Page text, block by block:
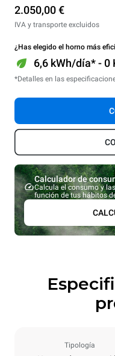
2.050,00 €
IVA y transporte excluidos
¿Has elegido el horno más
6,6 kWh/día* - 0
*Detalles en las
Calculador de
Calcula el consumo y
función de tus hábitos
Tipología